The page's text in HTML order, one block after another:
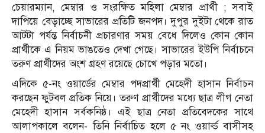
চেয়ারম্যান, মেম্বার ও সংরক্ষিত মহিলা মেম্বার প্রার্থী ; সবাই
দাপিয়ে বেড়াচ্ছে সাভারের প্রতিটি জনপদ। দুপুর দুইটা থেকে রাত
আটটা পর্যন্ত নির্বাচনী প্রচারণার সময় বেধে দিলেও কোন কোন
প্রার্থীকে এ নিয়ম ভাঙতেও দেখা গেছে। সাভারের ইউপি নির্বাচনে
তরুণ প্রার্থীদের অংশ গ্রহণ রয়েছে চোখে পড়ার মতো।
এদিকে ৫-নং ওয়ার্ডের মেম্বার পদপ্রার্থী মেহেদী হাসান নির্বাচন
করছেন ফুটবল প্রতিক নিয়ে। তরুণ প্রার্থীদের মধ্যে ছাত্র লীগ নেতা
মেহেদী হাসান সর্বকনিষ্ঠ। এই ছাত্র নেতা প্রতিবেদকের সাথে
আলাপকালে বলেন- তিনি নির্বাচিত হলে ৫ নং ওয়ার্ল্ড বাসীসহ